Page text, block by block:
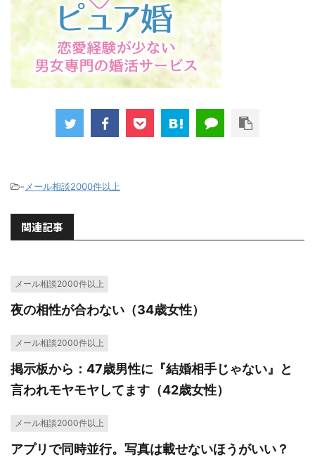
- メール相談2000件以上
関連記事
メール相談2000件以上
夜の相性が合わない（34歳女性）
メール相談2000件以上
掲示板から：47歳男性に『結婚相手じゃない』と
言われモヤモヤしてます（42歳女性）
メール相談2000件以上
アプリで同時並行。写真は載せないほうがいい？